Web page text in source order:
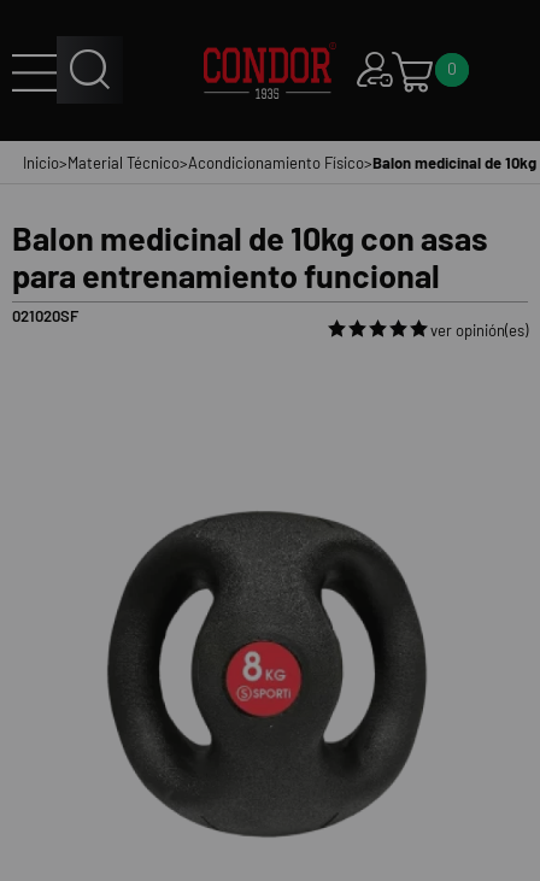
0
Inicio>Material Técnico>Acondicionamiento Físico>Balon medicinal de
Balon medicinal de 10kg con asas
para entrenamiento funcional
021020SF
ver opinión(es)